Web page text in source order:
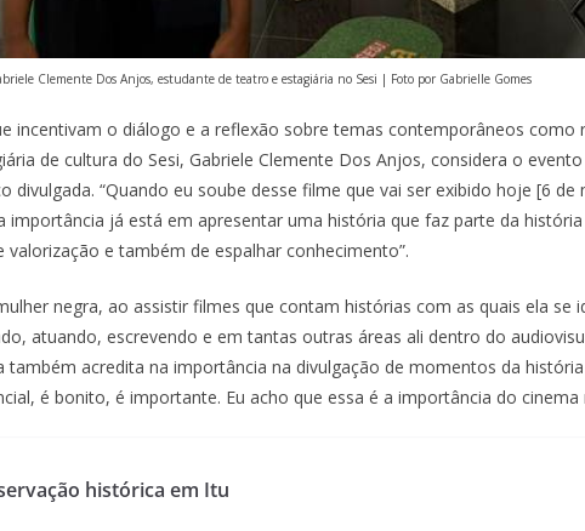
Clemente Dos Anjos, estudante de teatro e estagiária no Sesi | Foto por Gabrielle Gomes
incentivam o diálogo e a reflexão sobre temas contemporâneos como
de cultura do Sesi, Gabriele Clemente Dos Anjos, considera o
“Quando eu soube desse filme que vai ser exibido hoje [6
já está em apresentar uma história que faz parte da
e também de espalhar conhecimento”.
negra, ao assistir filmes que contam histórias com as quais ela se
atuando, escrevendo e em tantas outras áreas ali dentro do
acredita na importância na divulgação de momentos da
é bonito, é importante. Eu acho que essa é a importância do cinema
histórica em Itu